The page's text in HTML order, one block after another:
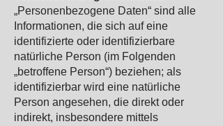
„Personenbezogene Daten“ sind alle
Informationen, die sich auf eine
identifizierte oder identifizierbare
natürliche Person (im Folgenden
„betroffene Person“) beziehen; als
identifizierbar wird eine natürliche
Person angesehen, die direkt oder
indirekt, insbesondere mittels